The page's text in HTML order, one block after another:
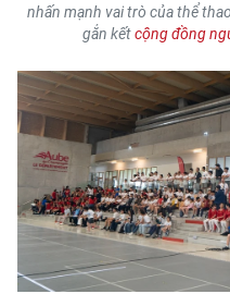
E-Magazine
Video
Media Chính trị
Media Kinh tế
Media Văn hóa
Media Xã hội
nhấn mạnh vai trò của thể
gắn kếtcộng đồng